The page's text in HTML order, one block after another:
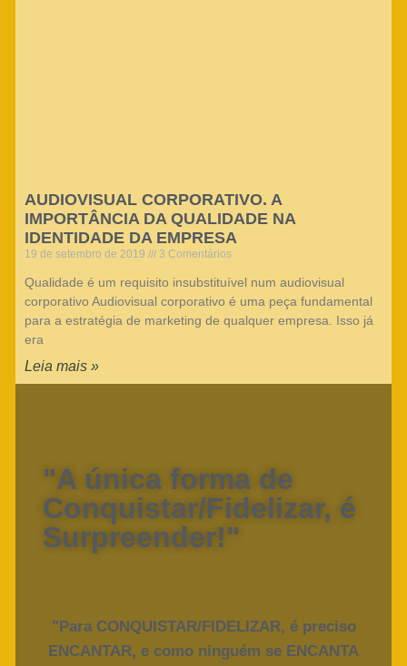
AUDIOVISUAL CORPORATIVO. A
IMPORTÂNCIA DA QUALIDADE NA
IDENTIDADE DA EMPRESA
19 de setembro de 2019 3 Comentários
Qualidade é um requisito insubstituível num audiovisual
corporativo Audiovisual corporativo é uma peça fundamental
para a estratégia de marketing de qualquer empresa. Isso já
era
Leia mais »
"A única forma de
Conquistar/Fidelizar, é
Surpreender!"
"Para CONQUISTAR/FIDELIZAR, é preciso
ENCANTAR, e como ninguém se ENCANTA